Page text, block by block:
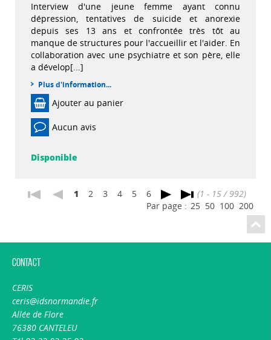
Interview d'une jeune femme ayant connu
dépression, tentatives de suicide et anorexie
depuis ses 13 ans et confrontée très tôt au
manque de structures pour l'accueillir et l'aider. En
collaboration avec une psychiatre et son père, elle
a dévelop[...]
Plus d'information...
Ajouter au panier
Aucun avis
Disponible
1 2 3 4 5 6
(1 - 15 / 992)
Par page : 25 50 100 200
Contact
CERIS
ceris@idsnormandie.fr
Allée de Flore
76380 CANTELEU